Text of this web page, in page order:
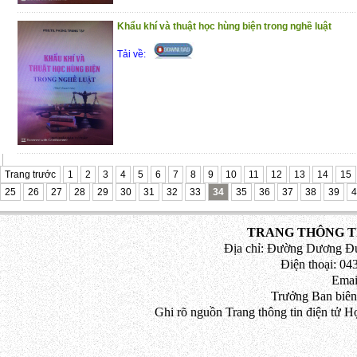
Trân trọng giới thiệu đến bạn đọc!
(4/11/2020) Khẩu khí và thuật học hùng biện trong nghề luật
Tải về:
Trang trước 1 2 3 4 5 6 7 8 9 10 11 12 13 14
15
25
26 27 28 29 30 31 32 33 34 35 36 37 38 39
TRANG THÔNG
Địa chỉ: Đường Dương
Điện thoại:
Trưởng Ban
Ghi rõ nguồn Trang thông tin điện tử